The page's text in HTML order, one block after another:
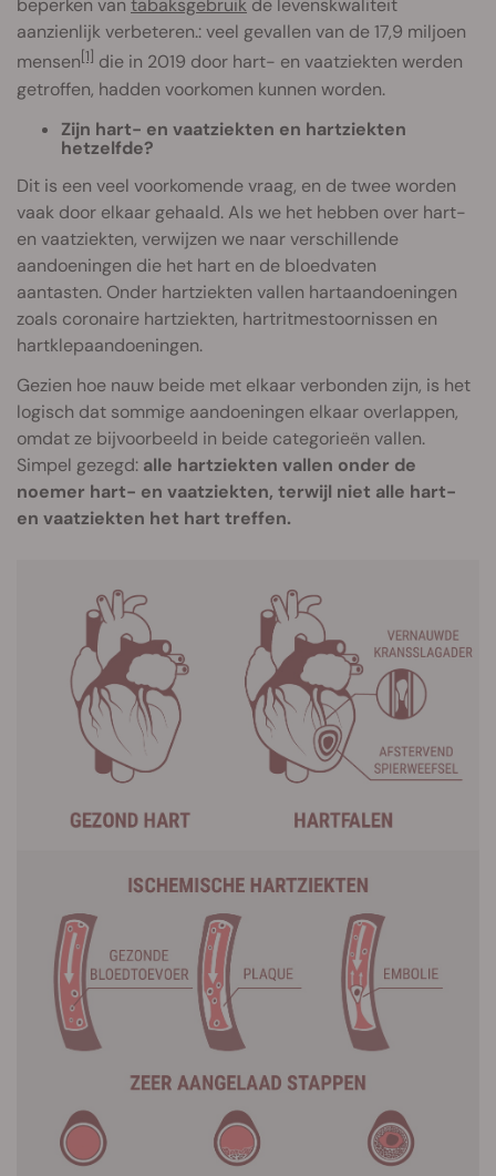
beperken van tabaksgebruik de levenskwaliteit
aanzienlijk verbeteren.: veel gevallen van de 17,9 miljoen
mensen[1] die in 2019 door hart- en vaatziekten werden
getroffen, hadden voorkomen kunnen worden.
Zijn hart- en vaatziekten en hartziekten
hetzelfde?
Dit is een veel voorkomende vraag, en de twee worden
vaak door elkaar gehaald. Als we het hebben over hart-
en vaatziekten, verwijzen we naar verschillende
aandoeningen die het hart en de bloedvaten
aantasten. Onder hartziekten vallen hartaandoeningen
zoals coronaire hartziekten, hartritmestoornissen en
hartklepaandoeningen.
Gezien hoe nauw beide met elkaar verbonden zijn, is het
logisch dat sommige aandoeningen elkaar overlappen,
omdat ze bijvoorbeeld in beide categorieën vallen.
Simpel gezegd: alle hartziekten vallen onder de
noemer hart- en vaatziekten, terwijl niet alle hart-
en vaatziekten het hart treffen.